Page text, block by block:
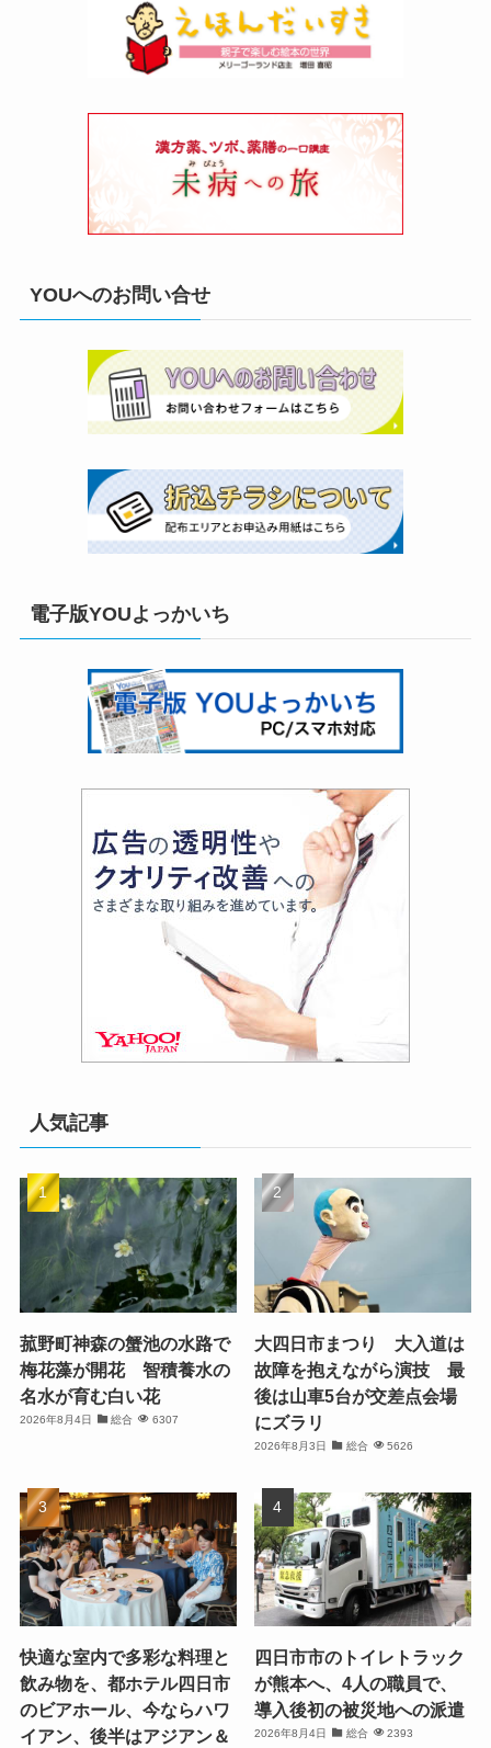
YOUへのお問い合せ
電子版YOUよっかいち
人気記事
菰野町神森の蟹池の水路で
梅花藻が開花 智積養水の
名水が育む白い花
2026年8月4日 総合 6307
大四日市まつり 大入道は
故障を抱えながら演技 最
後は山車5台が交差点会場
にズラリ
2026年8月3日 総合 5626
快適な室内で多彩な料理と
飲み物を、都ホテル四日市
のビアホール、今ならハワ
イアン、後半はアジアン＆
四日市市のトイレトラック
が熊本へ、4人の職員で、
導入後初の被災地への派遣
2026年8月4日 総合 2393